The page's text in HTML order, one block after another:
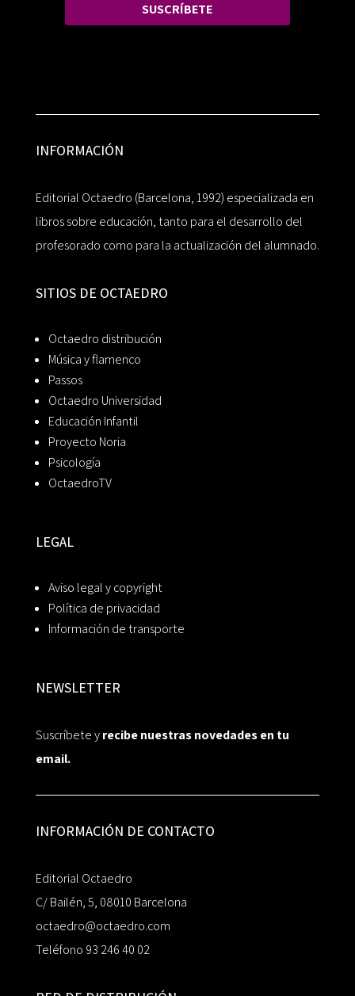
SUSCRÍBETE
INFORMACIÓN
Editorial Octaedro (Barcelona, 1992) especializada en
libros sobre educación, tanto para el desarrollo del
profesorado como para la actualización del alumnado.
SITIOS DE OCTAEDRO
Octaedro distribución
Música y flamenco
Passos
Octaedro Universidad
Educación Infantil
Proyecto Noria
Psicología
OctaedroTV
LEGAL
Aviso legal y copyright
Política de privacidad
Información de transporte
NEWSLETTER
Suscríbete yrecibe nuestras novedades en tu
email.
INFORMACIÓN DE CONTACTO
Editorial Octaedro
C/ Bailén, 5, 08010 Barcelona
octaedro@octaedro.com
Teléfono 93 246 40 02